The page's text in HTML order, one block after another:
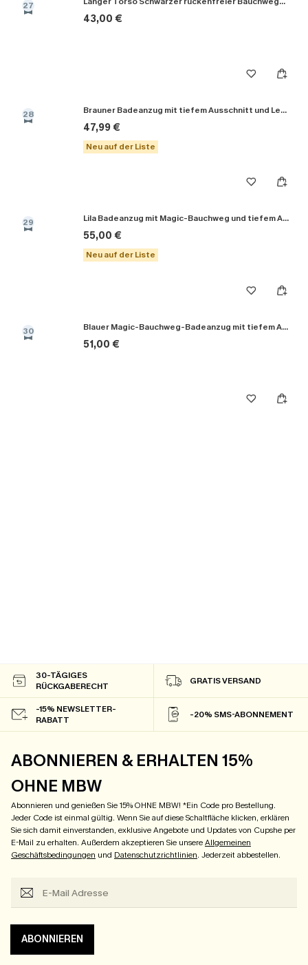
27
43,00 €
28 Brauner Badeanzug mit tiefem Ausschnitt und Leopardenmuster
47,99 €
Neu auf der Liste
29 Lila Badeanzug mit Magic-Bauchweg und tiefem Ausschnitt
55,00 €
Neu auf der Liste
30 Blauer Magic-Bauchweg-Badeanzug mit tiefem Ausschnitt
51,00 €
30-TÄGIGES
RÜCKGABERECHT
GRATIS VERSAND
-15% NEWSLETTER-
RABATT
-20% SMS-ABONNEMENT
ABONNIEREN & ERHALTEN 15%
OHNE MBW
Abonnieren und genießen Sie 15% OHNE MBW! *Ein Code pro Bestellung.
Jeder Code ist einmal gültig. Wenn Sie auf diese Schaltfläche klicken, erklären
Sie sich damit einverstanden, exklusive Angebote und Updates von Cupshe per
E-Mail zu erhalten. Außerdem akzeptieren Sie unsereAllgemeinen
Geschäftsbedingungen und Datenschutzrichtlinien. Jederzeit abbestellen.
ABONNIEREN